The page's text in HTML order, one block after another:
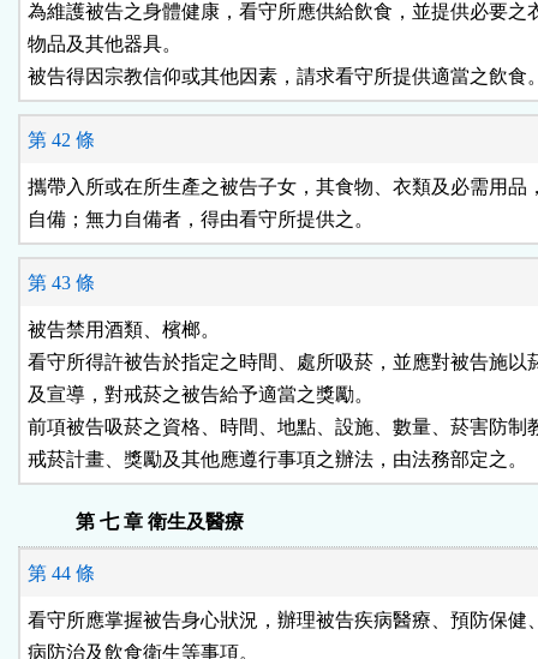
為維護被告之身體健康，看守所應供給飲食，並提供必要之
物品及其他器具。
被告得因宗教信仰或其他因素，請求看守所提供適當之飲食
第 42 條
攜帶入所或在所生產之被告子女，其食物、衣類及必需用品
自備；無力自備者，得由看守所提供之。
第 43 條
被告禁用酒類、檳榔。
看守所得許被告於指定之時間、處所吸菸，並應對被告施以
及宣導，對戒菸之被告給予適當之獎勵。
前項被告吸菸之資格、時間、地點、設施、數量、菸害防制
戒菸計畫、獎勵及其他應遵行事項之辦法，由法務部定之。
第 七 章 衛生及醫療
第 44 條
看守所應掌握被告身心狀況，辦理被告疾病醫療、預防保健
病防治及飲食衛生等事項。